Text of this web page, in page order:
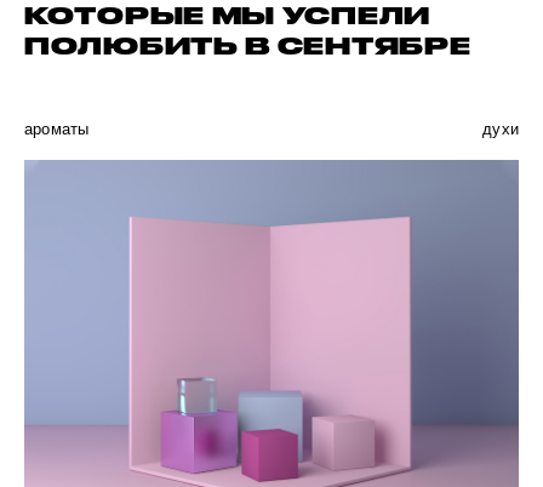
КОТОРЫЕ МЫ УСПЕЛИ
ПОЛЮБИТЬ В СЕНТЯБРЕ
ароматы духи